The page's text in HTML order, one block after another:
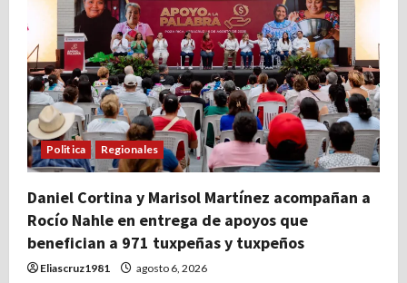
Politica Regionales
Daniel Cortina y Marisol Martínez acompañan a
Rocío Nahle en entrega de apoyos que
benefician a 971 tuxpeñas y tuxpeños
Eliascruz1981 agosto 6, 2026